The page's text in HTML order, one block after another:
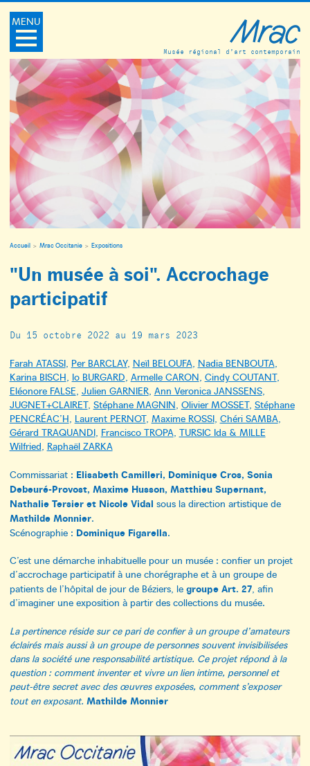
MENU
Musée régional d’art contemporain
Accueil Mrac Occitanie Expositions
"Un musée à soi". Accrochage
participatif
Du 15 octobre 2022 au 19 mars 2023
Farah ATASSI, Per BARCLAY, Neïl BELOUFA, Nadia BENBOUTA,
Karina BISCH Io BURGARD Armelle CARON Cindy COUTANT,
Eléonore FALSE Julien GARNIER, Ann Veronica JANSSENS,
JUGNET+CLAIRET, Stéphane MAGNIN Olivier MOSSET, Stéphane
PENCRÉAC’H Laurent PERNOT, Maxime ROSSI, Chéri SAMBA,
Gérard TRAQUANDI, Francisco TROPA, TURSIC Ida & MILLE
Wilfried Raphaël ZARKA
Commissariat : Elisabeth Camilleri, Dominique Cros, Sonia
Debeuré-Provost, Maxime Husson, Matthieu Supernant,
Nathalie Tersier et Nicole Vidal sous la direction artistique de
Mathilde Monnier.
Scénographie : Dominique Figarella.
C’est une démarche inhabituelle pour un musée : confier un projet
d’accrochage participatif à une chorégraphe et à un groupe de
patients de l’hôpital de jour de Béziers, le groupe Art. 27, afin
d’imaginer une exposition à partir des collections du musée.
La pertinence réside sur ce pari de confier à un groupe d’amateurs
éclairés mais aussi à un groupe de personnes souvent invisibilisées
dans la société une responsabilité artistique. Ce projet répond à la
question : comment inventer et vivre un lien intime, personnel et
peut-être secret avec des œuvres exposées, comment s’exposer
tout en exposant. Mathilde Monnier